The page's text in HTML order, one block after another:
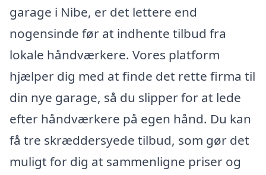
garage i Nibe, er det lettere end
nogensinde før at indhente tilbud fra
lokale håndværkere. Vores platform
hjælper dig med at finde det rette firma til
din nye garage, så du slipper for at lede
efter håndværkere på egen hånd. Du kan
få tre skræddersyede tilbud, som gør det
muligt for dig at sammenligne priser og